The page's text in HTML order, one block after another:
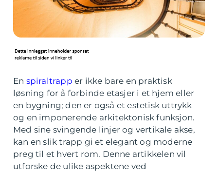
En spiraltrapp er ikke bare en praktisk
løsning for å forbinde etasjer i et hjem eller
en bygning; den er også et estetisk uttrykk
og en imponerende arkitektonisk funksjon.
Med sine svingende linjer og vertikale akse,
kan en slik trapp gi et elegant og moderne
preg til et hvert rom. Denne artikkelen vil
utforske de ulike aspektene ved